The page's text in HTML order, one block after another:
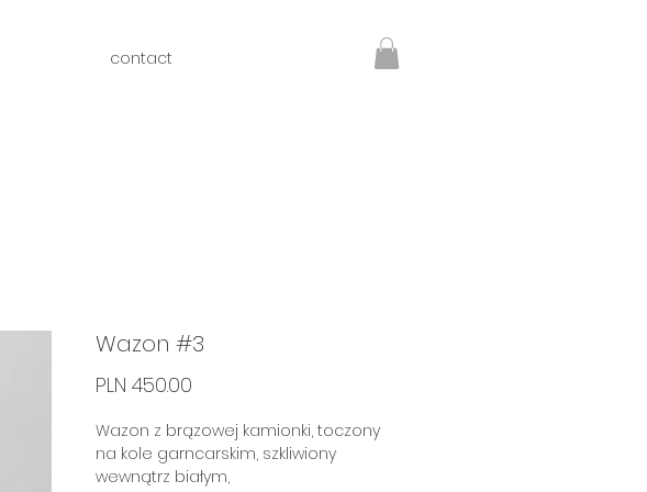
contact
Wazon #3
PLN 450.00
Wazon z brązowej kamionki, toczony
na kole garncarskim, szkliwiony
wewnątrz białym,